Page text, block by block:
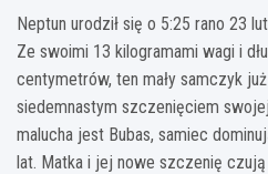
Neptun urodził się o 5:25 rano 23
Ze swoimi 13 kilogramami wagi i
centymetrów, ten mały samczyk
siedemnastym szczenięciem
malucha jest Bubas, samiec
lat. Matka i jej nowe szczenię